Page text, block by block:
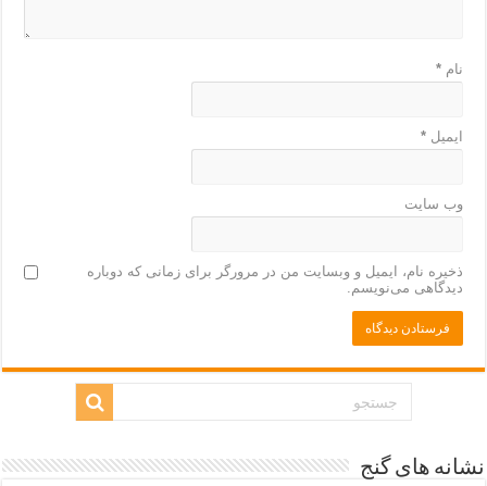
نام*
ایمیل*
وب‌ سایت
ذخیره نام، ایمیل و وبسایت من در مرورگر برای زمانی که دوباره
دیدگاهی می‌نویسم.
نشانه های گنج